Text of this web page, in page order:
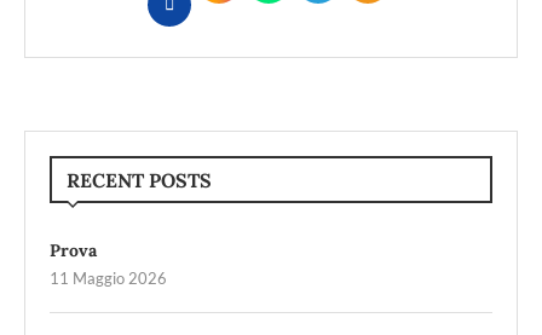
RECENT POSTS
Prova
11 Maggio 2026